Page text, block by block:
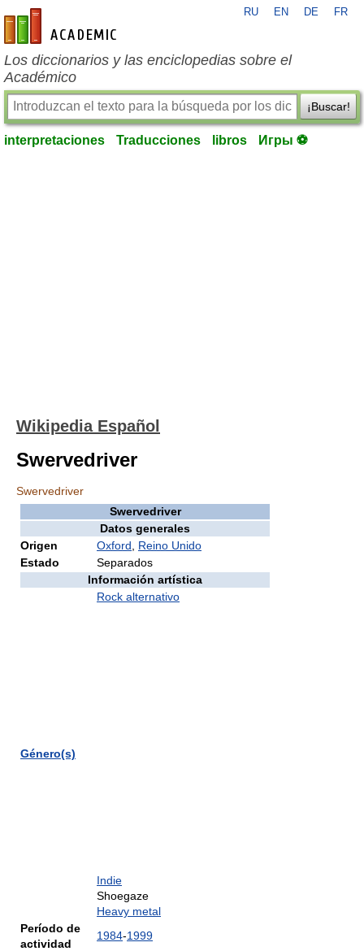
es-academic.com
RU EN DE FR
Los diccionarios y las enciclopedias sobre el
Académico
¡Buscar!
interpretaciones Traducciones libros Игры ⚽
Wikipedia Español
Swervedriver
Swervedriver
Swervedriver
Datos generales
Origen
Oxford
Reino Unido
Estado
Separados
Información artística
Género(s)
Rock alternativo
Indie
Shoegaze
Heavy metal
Período de
actividad
1984-1999